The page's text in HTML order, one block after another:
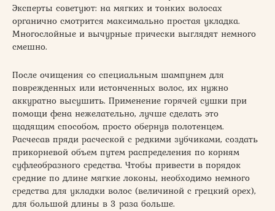
Эксперты советуют: на мягких и тонких волосах
органично смотрится максимально простая укладка.
Многослойные и вычурные прически выглядят немного
смешно.
После очищения со специальным шампунем для
поврежденных или истонченных волос, их нужно
аккуратно высушить. Применение горячей сушки при
помощи фена нежелательно, лучше сделать это
щадящим способом, просто обернув полотенцем.
Расчесав пряди расческой с редкими зубчиками, создать
прикорневой объем путем распределения по корням
суфлеобразного средства. Чтобы привести в порядок
средние по длине мягкие локоны, необходимо немного
средства для укладки волос (величиной с грецкий орех),
для большой длины в 3 раза больше.